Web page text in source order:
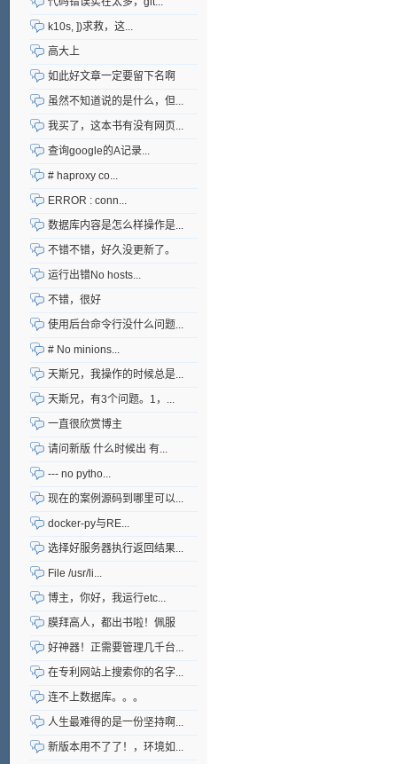
k10s, ])求救，这...
高大上
如此好文章一定要留下名啊
虽然不知道说的是什么，但...
我买了，这本书有没有网页...
查询google的A记录...
# haproxy co...
ERROR : conn...
数据库内容是怎么样操作是...
不错不错，好久没更新了。
运行出错No hosts...
不错，很好
使用后台命令行没什么问题...
# No minions...
天斯兄，我操作的时候总是...
天斯兄，有3个问题。1，...
一直很欣赏博主
请问新版 什么时候出 有...
--- no pytho...
现在的案例源码到哪里可以...
docker-py与RE...
选择好服务器执行返回结果...
File /usr/li...
博主，你好，我运行etc...
膜拜高人，都出书啦！佩服
好神器！正需要管理几千台...
在专利网站上搜索你的名字...
连不上数据库。。。
人生最难得的是一份坚持啊...
新版本用不了了！，环境如...